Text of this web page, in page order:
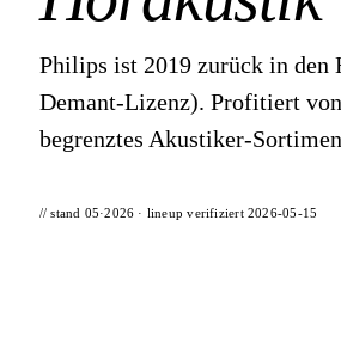
Philips ist 2019 zurück in den
Demant-Lizenz). Profitiert
begrenztes Akustiker-
// stand 05·2026 · lineup verifiziert2026-05-15